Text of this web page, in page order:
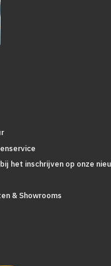
het inschrijven op onze
& Showrooms